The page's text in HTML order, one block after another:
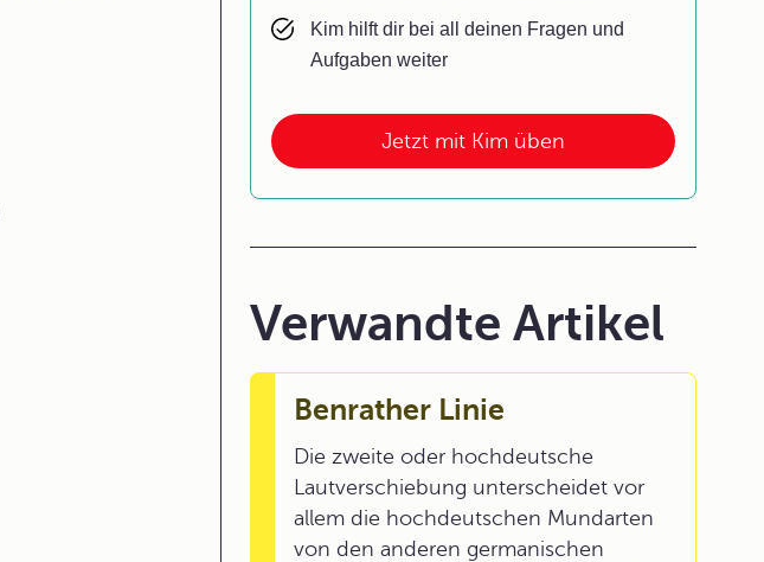
Jetzt mit Kim üben
Kim hilft dir bei all deinen Fragen und
Aufgaben weiter
Verwandte Artikel
Benrather Linie
Die zweite oder hochdeutsche
Lautverschiebung unterscheidet vor
allem die hochdeutschen Mundarten
von den anderen germanischen